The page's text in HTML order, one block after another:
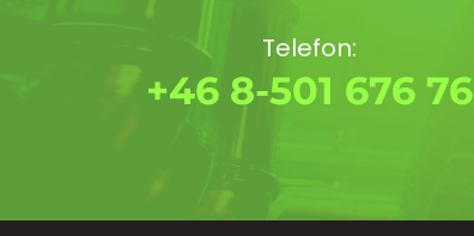
Telefon:
+46 8-501 676 76